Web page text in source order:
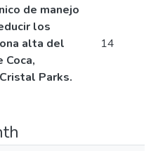
de manejo
los
alta del
Coca,
Parks.
14